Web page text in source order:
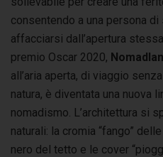
consentendo a una persona
affacciarsi dall’apertura
premio Oscar 2020,
all’aria aperta, di viaggio
natura, è diventata una nuova
nomadismo. L’architettura si
naturali: la cromia “fango”
nero del tetto e le cover